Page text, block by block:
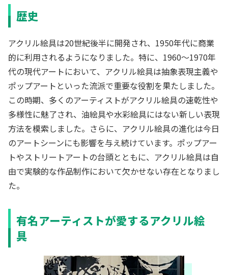
歴史
アクリル絵具は20世紀後半に開発され、1950年代に商業
的に利用されるようになりました。特に、1960～1970年
代の現代アートにおいて、アクリル絵具は抽象表現主義や
ポップアートといった流派で重要な役割を果たしました。
この時期、多くのアーティストがアクリル絵具の速乾性や
多様性に魅了され、油絵具や水彩絵具にはない新しい表現
方法を模索しました。さらに、アクリル絵具の進化は今日
のアートシーンにも影響を与え続けています。ポップアー
トやストリートアートの台頭とともに、アクリル絵具は自
由で実験的な作品制作において欠かせない存在となりまし
た。
有名アーティストが愛するアクリル絵
具